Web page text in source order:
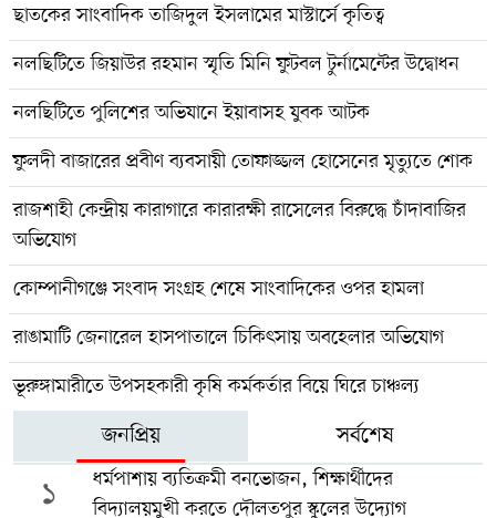
ছাতকের সাংবাদিক তাজিদুল ইসলামের মাস্টার্সে কৃতিত্ব
নলছিটিতে জিয়াউর রহমান স্মৃতি মিনি ফুটবল টুর্নামেন্টের উদ্বোধন
নলছিটিতে পুলিশের অভিযানে ইয়াবাসহ যুবক আটক
ফুলদী বাজারের প্রবীণ ব্যবসায়ী তোফাজ্জল হোসেনের মৃত্যুতে শোক
রাজশাহী কেন্দ্রীয় কারাগারে কারারক্ষী রাসেলের বিরুদ্ধে চাঁদাবাজির
অভিযোগ
কোম্পানীগঞ্জে সংবাদ সংগ্রহ শেষে সাংবাদিকের ওপর হামলা
রাঙামাটি জেনারেল হাসপাতালে চিকিৎসায় অবহেলার অভিযোগ
ভূরুঙ্গামারীতে উপসহকারী কৃষি কর্মকর্তার বিয়ে ঘিরে চাঞ্চল্য
জনপ্রিয় সর্বশেষ
১
ধর্মপাশায় ব্যতিক্রমী বনভোজন, শিক্ষার্থীদের
বিদ্যালয়মুখী করতে দৌলতপুর স্কুলের উদ্যোগ